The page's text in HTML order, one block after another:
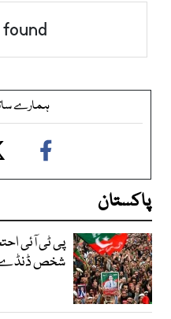
ہمارے
پاکستان
پی ٹی آئی
شخص ڈنڈے و